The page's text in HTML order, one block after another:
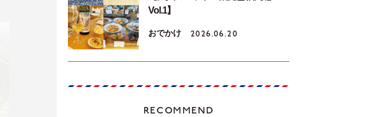
Vol.1】
おでかけ 2026.06.20
RECOMMEND